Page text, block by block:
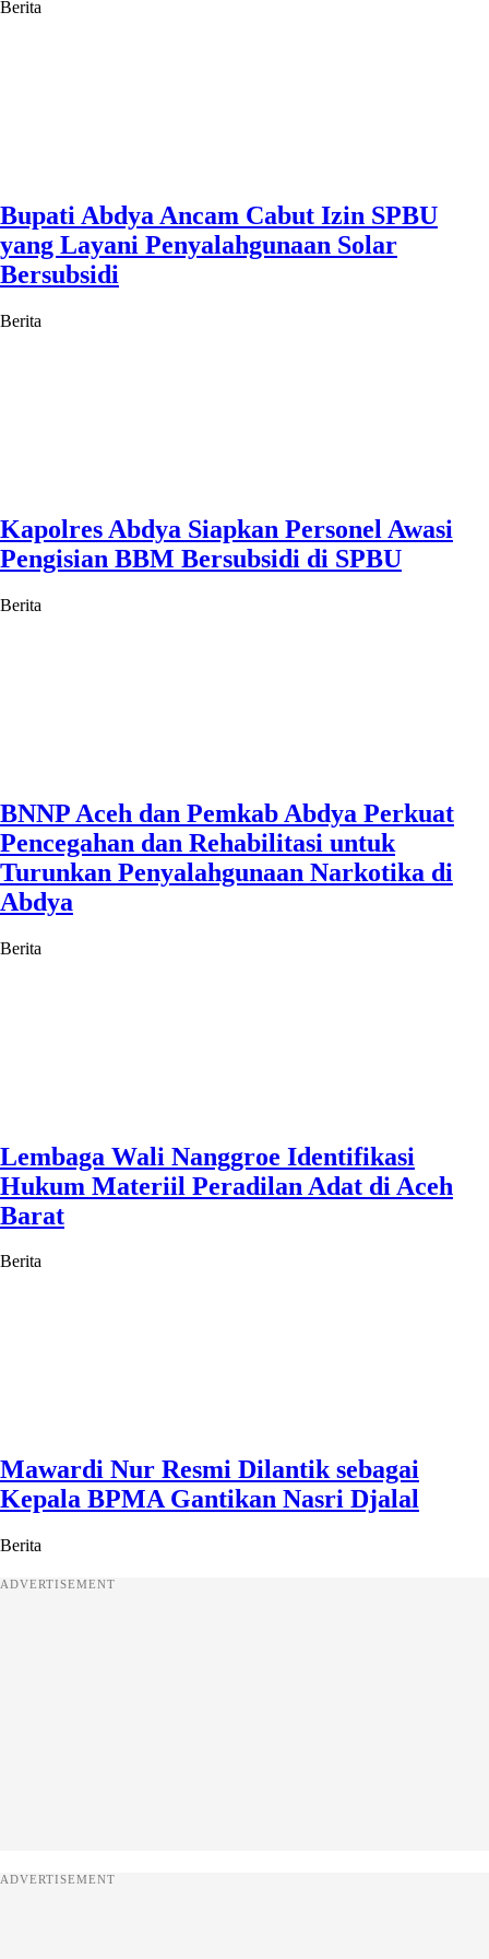
Berita
Bupati Abdya Ancam Cabut Izin SPBU
yang Layani Penyalahgunaan Solar
Bersubsidi
Berita
Kapolres Abdya Siapkan Personel Awasi
Pengisian BBM Bersubsidi di SPBU
Berita
BNNP Aceh dan Pemkab Abdya Perkuat
Pencegahan dan Rehabilitasi untuk
Turunkan Penyalahgunaan Narkotika di
Abdya
Berita
Lembaga Wali Nanggroe Identifikasi
Hukum Materiil Peradilan Adat di Aceh
Barat
Berita
Mawardi Nur Resmi Dilantik sebagai
Kepala BPMA Gantikan Nasri Djalal
Berita
ADVERTISEMENT
ADVERTISEMENT